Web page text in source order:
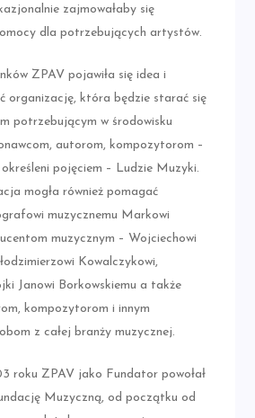
zajmowałaby się
dla potrzebujących artystów.
ZPAV pojawiła się idea i
organizację, która będzie starać się
potrzebującym w środowisku
autorom, kompozytorom –
pojęciem – Ludzie Muzyki.
mogła również pomagać
muzycznemu Markowi
muzycznym – Wojciechowi
Kowalczykowi,
Janowi Borkowskiemu a także
kompozytorom i innym
z całej branży muzycznej.
roku ZPAV jako Fundator powołał
Muzyczną, od początku od